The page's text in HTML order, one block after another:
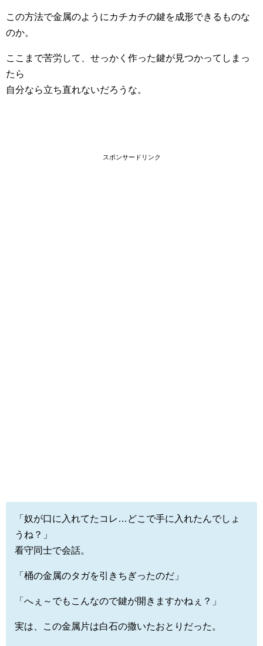
この方法で金属のようにカチカチの鍵を成形できるものな
のか。
ここまで苦労して、せっかく作った鍵が見つかってしまっ
たら
自分なら立ち直れないだろうな。
スポンサードリンク
「奴が口に入れてたコレ…どこで手に入れたんでしょ
うね？」
看守同士で会話。
「桶の金属のタガを引きちぎったのだ」
「へぇ～でもこんなので鍵が開きますかねぇ？」
実は、この金属片は白石の撒いたおとりだった。